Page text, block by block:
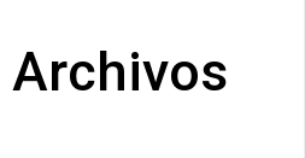
Archivos